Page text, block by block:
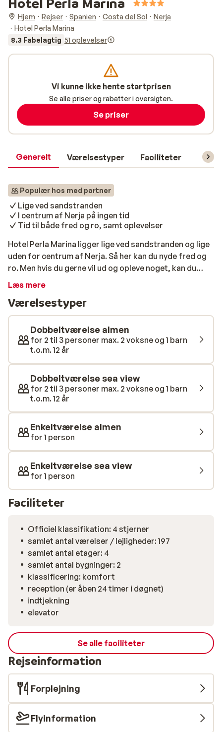
Hjem Rejser Spanien Costa del Sol
Nerja
Hotel Perla Marina
8.3 Fabelagtig 51 oplevelser
Generelt Værelsestyper Faciliteter
Populær hos med partner
Lige ved sandstranden
I centrum af Nerja på ingen tid
Tid til både fred og ro, samt oplevelser
Hotel Perla Marina ligger lige ved sandstranden og lige
uden for centrum af Nerja. Så her kan du nyde fred og
ro. Men hvis du gerne vil ud og opleve noget, kan du
være i Nerjas travle centrum på ingen tid. Selve hotellet
dukkert i swimmingpoolen, og nyd solen på en af
solsengene.
Læs mere
Værelsestyper
Dobbeltværelse almen
for 2 til 3 personer max. 2 voksne og 1 barn
t.o.m. 12 år
Dobbeltværelse sea view
for 2 til 3 personer max. 2 voksne og 1 barn
t.o.m. 12 år
Enkeltværelse almen
for 1 person
Enkeltværelse sea view
for 1 person
Faciliteter
Officiel klassifikation: 4 stjerner
samlet antal værelser / lejligheder: 197
samlet antal etager: 4
samlet antal bygninger: 2
klassificering: komfort
reception (er åben 24 timer i døgnet)
indtjekning
elevator
Se alle faciliteter
Rejseinformation
Forplejning
Flyinformation
Vi kunne ikke hente startprisen
Se alle priser og rabatter i oversigten.
Se priser